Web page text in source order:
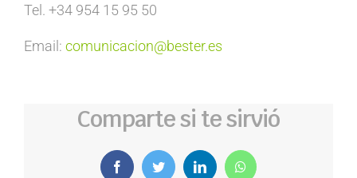
Tel. +34 954 15 95 50
Email: comunicacion@bester.es
Comparte si te sirvió
FacebookTwitter LinkedInWhatsApp